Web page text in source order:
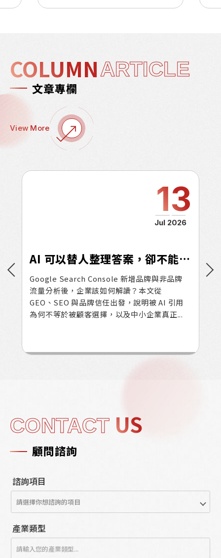
COLUMNARTICLE
文章專欄
View More
13
Jul 2026
AI 可以替人整理答案，卻不能替人相信你：從 GSC 品牌流量看 GEO 時代的品牌行銷
Google Search Console 新增品牌與非品牌
流量分析後，企業該如何解讀？本文從
GEO、SEO 與品牌信任出發，說明被 AI 引用
為何不等於被顧客選擇，以及中小企業真正...
諮詢項目
產業類型
CONTACT US
顧問諮詢